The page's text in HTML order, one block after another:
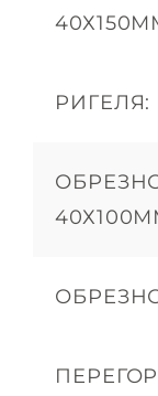
РИГЕЛЯ: